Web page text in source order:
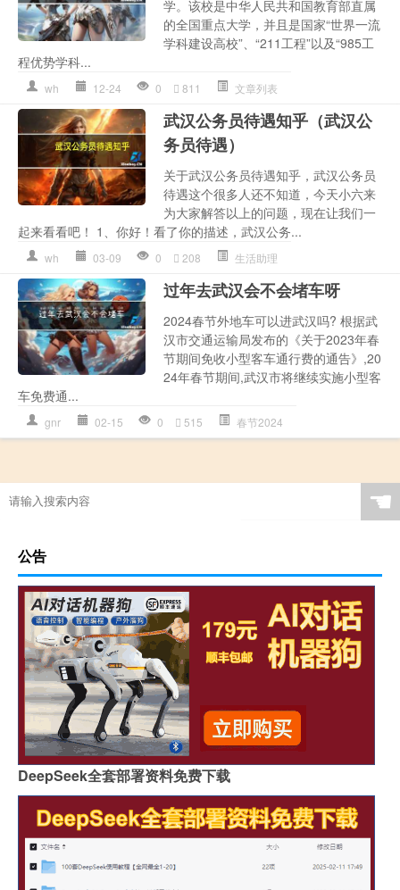
学。该校是中华人民共和国教育部直属
的全国重点大学，并且是国家“世界一流
学科建设高校”、“211工程”以及“985工
程优势学科...
wh 12-24 0 811 文章列表
武汉公务员待遇知乎（武汉公
务员待遇）
关于武汉公务员待遇知乎，武汉公务员
待遇这个很多人还不知道，今天小六来
为大家解答以上的问题，现在让我们一
起来看看吧！ 1、你好！看了你的描述，武汉公务...
wh 03-09 0 208 生活助理
过年去武汉会不会堵车呀
2024春节外地车可以进武汉吗? 根据武
汉市交通运输局发布的《关于2023年春
节期间免收小型客车通行费的通告》,20
24年春节期间,武汉市将继续实施小型客
车免费通...
gnr 02-15 0 515 春节2024
☚
公告
DeepSeek全套部署资料免费下载